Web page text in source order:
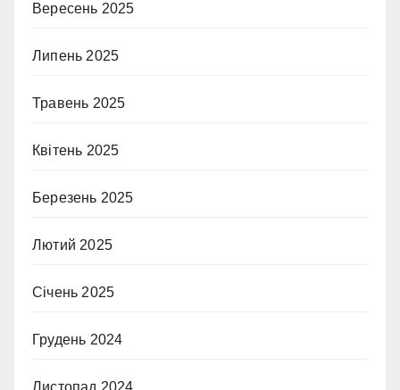
Вересень 2025
Липень 2025
Травень 2025
Квітень 2025
Березень 2025
Лютий 2025
Січень 2025
Грудень 2024